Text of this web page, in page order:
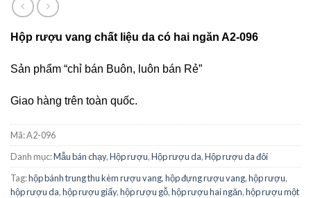
Hộp rượu vang chất liệu da có hai ngăn A2-096
Sản phẩm “chỉ bán Buôn, luôn bán Rẻ”
Giao hàng trên toàn quốc.
Mã:A2-096
Danh mục:Mẫu bán chạy,Hộp rượu,Hộp rượu da,Hộp rượu da đôi
Tag:hộp bánh trung thu kèm rượu vang,hộp đựng rượu vang,hộp rượu,
hộp rượu da,hộp rượu giấy,hộp rượu gỗ,hộp rượu hai ngăn,hộp rượu một